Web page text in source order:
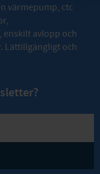
värmepump, ctc
avlopp och
Lättillgängligt och